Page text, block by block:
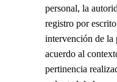
personal, la
registro por
intervención de la
acuerdo al
pertinencia